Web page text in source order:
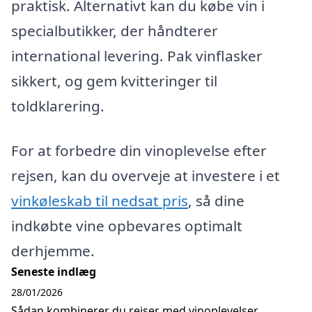
praktisk. Alternativt kan du købe vin i
specialbutikker, der håndterer
international levering. Pak vinflasker
sikkert, og gem kvitteringer til
toldklarering.
For at forbedre din vinoplevelse efter
rejsen, kan du overveje at investere i et
vinkøleskab til nedsat pris, så dine
indkøbte vine opbevares optimalt
derhjemme.
Seneste indlæg
28/01/2026